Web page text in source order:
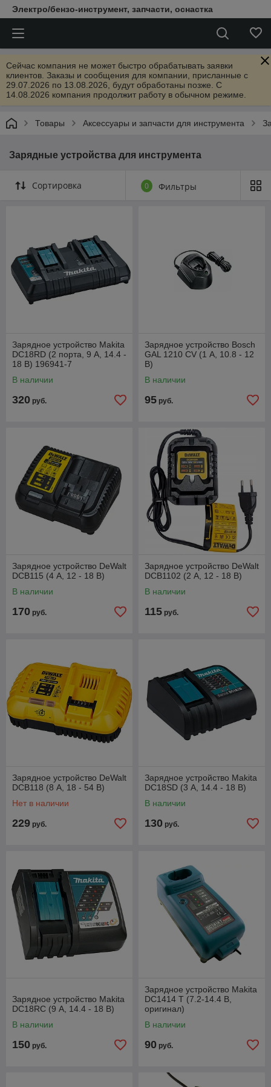
Электро/бензо-инструмент, запчасти, оснастка
Сейчас компания не может быстро обрабатывать заявки
клиентов. Заказы и сообщения для компании, присланные с
29.07.2026 по 13.08.2026, будут обработаны позже. С
14.08.2026 компания продолжит работу в обычном режиме.
Товары Аксессуары и запчасти для инструмента
Зарядные устройства для инструмента
Сортировка 0 Фильтры
Зарядное устройство Makita
DC18RD (2 порта, 9 А, 14.4 -
18 В) 196941-7
В наличии
320 руб.
Зарядное устройство Bosch
GAL 1210 CV (1 А, 10.8 - 12
В)
В наличии
95 руб.
Зарядное устройство DeWalt
DCB115 (4 А, 12 - 18 В)
В наличии
170 руб.
Зарядное устройство DeWalt
DCB1102 (2 А, 12 - 18 В)
В наличии
115 руб.
Зарядное устройство DeWalt
DCB118 (8 А, 18 - 54 В)
Нет в наличии
229 руб.
Зарядное устройство Makita
DC18SD (3 А, 14.4 - 18 В)
В наличии
130 руб.
Зарядное устройство Makita
DC18RC (9 А, 14.4 - 18 В)
В наличии
150 руб.
Зарядное устройство Makita
DC1414 T (7.2-14.4 В,
оригинал)
В наличии
90 руб.